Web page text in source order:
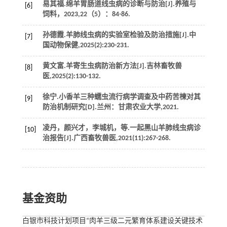
[6] 易其福.绵羊胃肠道线虫病的诊断与防治[J].养殖与
饲料， 2023,22（5）：84-86.
[7] 孙德霞.羊肺线虫病的实验室检验及防治措施[J].中
国动物保健,2025(2):230-231.
[8] 黄文富.羊寄生虫病防治新方法[J].吉林畜牧兽
医,2025(2):130-132.
[9]
徐宁.小香羊三种蠕虫流行病学调查及中药苦楝对其
防治机制研究[D].兰州：甘肃农业大学,2021.
[10] 凌丹，颜兴才，李城机， 等.一起黑山羊肺线虫病诊
治报告[J].广西畜牧兽医,2021(11):267-268.
基金资助
白银市科技计划项目“肉羊三级二元繁育体系建设关键技术